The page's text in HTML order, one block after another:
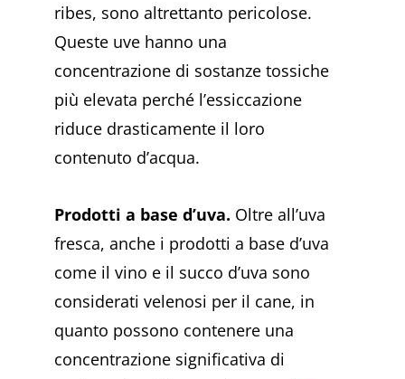
ribes, sono altrettanto pericolose.
Queste uve hanno una
concentrazione di sostanze tossiche
più elevata perché l’essiccazione
riduce drasticamente il loro
contenuto d’acqua.
Prodotti a base d’uva. Oltre all’uva
fresca, anche i prodotti a base d’uva
come il vino e il succo d’uva sono
considerati velenosi per il cane, in
quanto possono contenere una
concentrazione significativa di